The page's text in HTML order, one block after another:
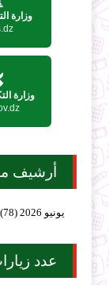
وزارة
وزارة
أرشيف
عدد